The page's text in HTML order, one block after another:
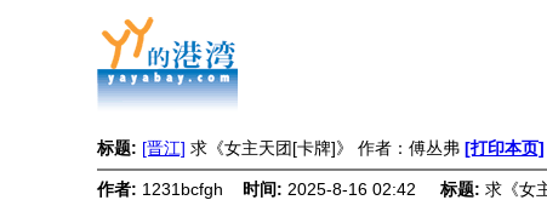
标题: [晋江] 求《女主天团[卡牌]》 作者：傅丛弗 [打印本页]
作者: 1231bcfgh 时间: 2025-8-16 02:42 标题: 求《女